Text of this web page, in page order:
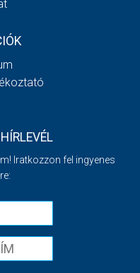
Iratkozzon fel ingyenes